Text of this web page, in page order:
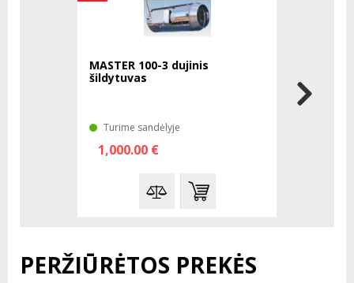
MASTER 100-3 dujinis
šildytuvas
Turime sandėlyje
1,000.00 €
PERŽIŪRĖTOS PREKĖS